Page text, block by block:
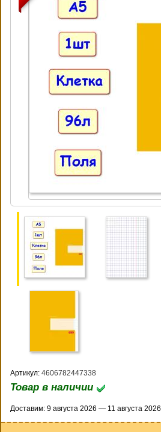
Артикул: 4606782447338
Товар в наличии
Доставим: 9 августа 2026 — 11 августа 2026